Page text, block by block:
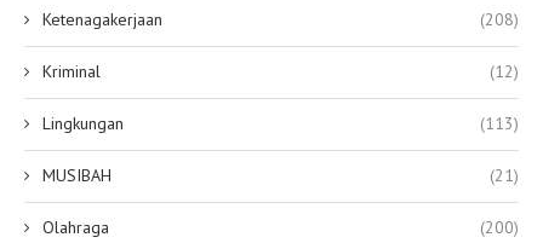
Ketenagakerjaan (208)
Kriminal (12)
Lingkungan (113)
MUSIBAH (21)
Olahraga (200)